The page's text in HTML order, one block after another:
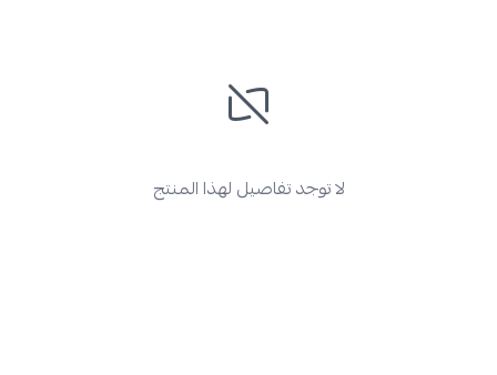
لا توجد تفاصيل لهذا المنتج